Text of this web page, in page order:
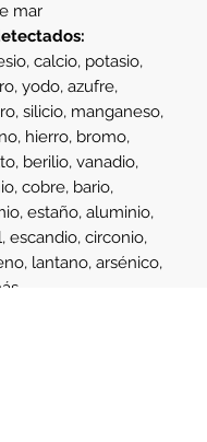
mar
calcio, potasio,
yodo, azufre,
silicio, manganeso,
hierro, bromo,
berilio, vanadio,
cobre, bario,
estaño, aluminio,
escandio, circonio,
lantano, arsénico,